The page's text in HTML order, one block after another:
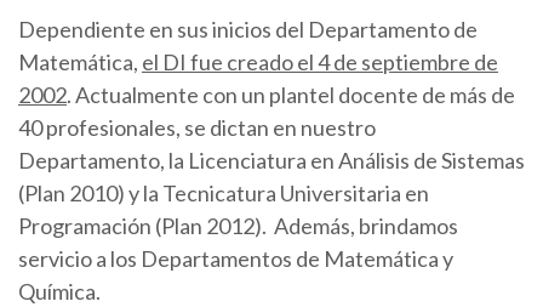
Dependiente en sus inicios del Departamento de
Matemática, el DI fue creado el 4 de septiembre de
2002. Actualmente con un plantel docente de más de
40 profesionales, se dictan en nuestro
Departamento, la Licenciatura en Análisis de Sistemas
(Plan 2010) y la Tecnicatura Universitaria en
Programación (Plan 2012). Además, brindamos
servicio a los Departamentos de Matemática y
Química.